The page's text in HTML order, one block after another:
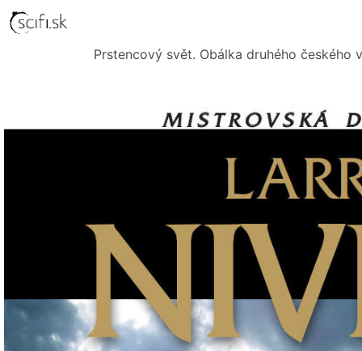
Prstencový svět. Obálka druhého českého